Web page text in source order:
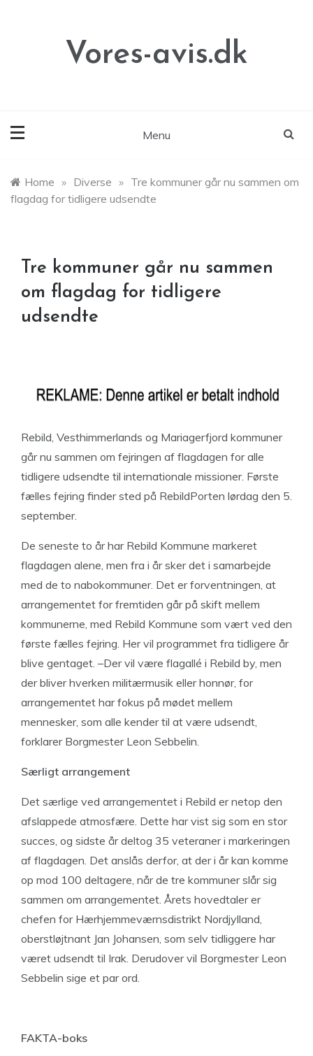
Vores-avis.dk
Menu
Home » Diverse » Tre kommuner går nu sammen om
flagdag for tidligere udsendte
Tre kommuner går nu sammen
om flagdag for tidligere
udsendte
Rebild, Vesthimmerlands og Mariagerfjord kommuner
går nu sammen om fejringen af flagdagen for alle
tidligere udsendte til internationale missioner. Første
fælles fejring finder sted på RebildPorten lørdag den 5.
september.
De seneste to år har Rebild Kommune markeret
flagdagen alene, men fra i år sker det i samarbejde
med de to nabokommuner. Det er forventningen, at
arrangementet for fremtiden går på skift mellem
kommunerne, med Rebild Kommune som vært ved den
første fælles fejring. Her vil programmet fra tidligere år
blive gentaget. –Der vil være flagallé i Rebild by, men
der bliver hverken militærmusik eller honnør, for
arrangementet har fokus på mødet mellem
mennesker, som alle kender til at være udsendt,
forklarer Borgmester Leon Sebbelin.
Særligt arrangement
Det særlige ved arrangementet i Rebild er netop den
afslappede atmosfære. Dette har vist sig som en stor
succes, og sidste år deltog 35 veteraner i markeringen
af flagdagen. Det anslås derfor, at der i år kan komme
op mod 100 deltagere, når de tre kommuner slår sig
sammen om arrangementet. Årets hovedtaler er
chefen for Hærhjemmeværnsdistrikt Nordjylland,
oberstløjtnant Jan Johansen, som selv tidliggere har
været udsendt til Irak. Derudover vil Borgmester Leon
Sebbelin sige et par ord.
FAKTA-boks